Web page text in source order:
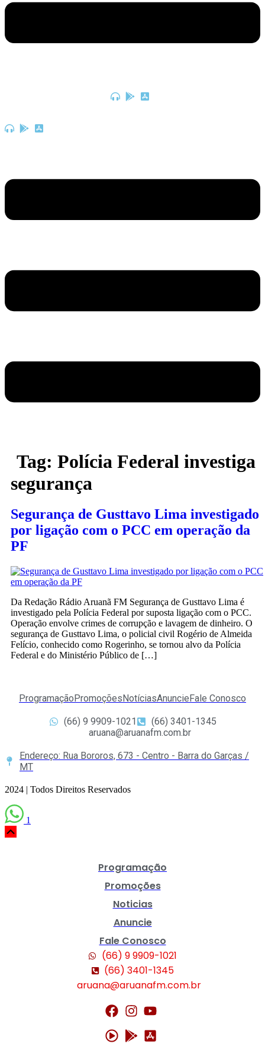
Tag: Polícia Federal investiga
segurança
Segurança de Gusttavo Lima investigado
por ligação com o PCC em operação da
PF
Da Redação Rádio Aruanã FM Segurança de Gusttavo Lima é
investigado pela Polícia Federal por suposta ligação com o PCC.
Operação envolve crimes de corrupção e lavagem de dinheiro. O
segurança de Gusttavo Lima, o policial civil Rogério de Almeida
Felício, conhecido como Rogerinho, se tornou alvo da Polícia
Federal e do Ministério Público de […]
Programação Promoções NotíciasAnuncie Fale Conosco
(66) 9 9909-1021
(66) 3401-1345
aruana@aruanafm.com.br
Endereço: Rua Bororos, 673 - Centro - Barra do Garças /
MT
2024 | Todos Direitos Reservados
1
Programação
Promoções
Noticias
Anuncie
Fale Conosco
(66) 9 9909-1021
(66) 3401-1345
aruana@aruanafm.com.br